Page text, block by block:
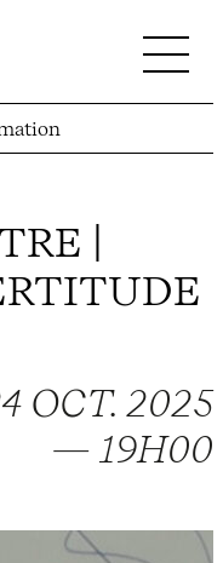
|
OCT. 2025
— 19H00